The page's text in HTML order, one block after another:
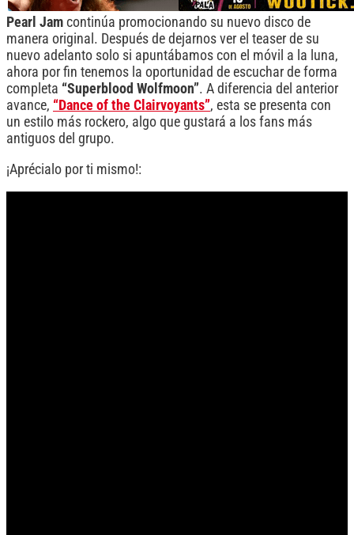
Pearl Jam continúa promocionando su nuevo disco de
manera original. Después de dejarnos ver el teaser de su
nuevo adelanto solo si apuntábamos con el móvil a la luna,
ahora por fin tenemos la oportunidad de escuchar de forma
completa “Superblood Wolfmoon”. A diferencia del anterior
avance, “Dance of the Clairvoyants”, esta se presenta con
un estilo más rockero, algo que gustará a los fans más
antiguos del grupo.
¡Aprécialo por ti mismo!: